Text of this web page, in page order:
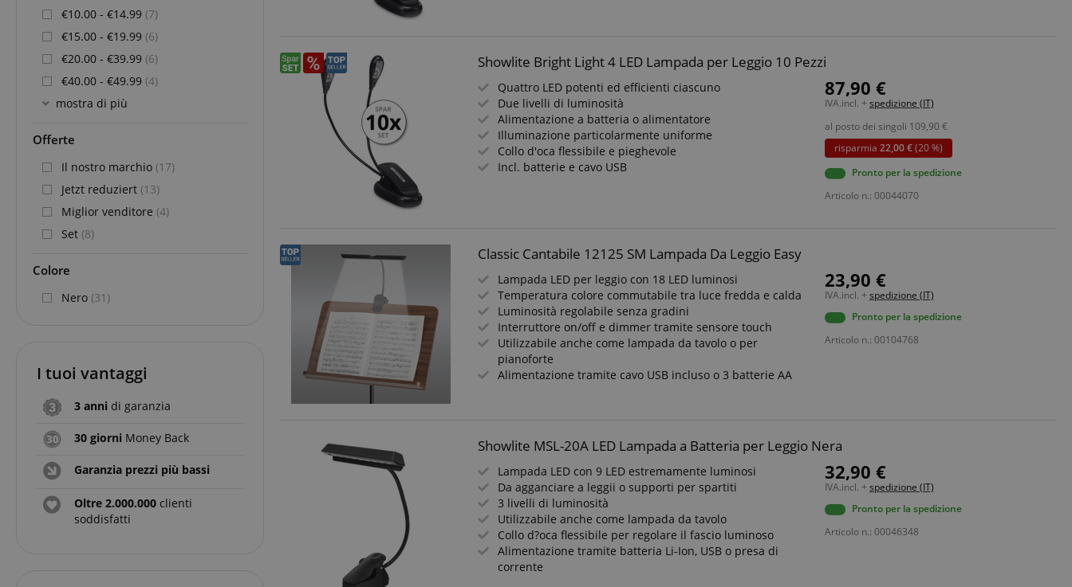
Showlite Bright Light 4 LED Lampada per Leggio 10 Pezzi
Quattro LED potenti ed efficienti ciascuno
Due livelli di luminosità
Alimentazione a batteria o alimentatore
Illuminazione particolarmente uniforme
Collo d'oca flessibile e pieghevole
Incl. batterie e cavo USB
87,90 €
IVA.incl. + spedizione (IT)
al posto dei singoli 109,90 €
risparmia 22,00 €(20 %)
Pronto per la spedizione
Articolo n.: 00044070
Classic Cantabile 12125 SM Lampada Da Leggio Easy
Lampada LED per leggio con 18 LED luminosi
Temperatura colore commutabile tra luce fredda e calda
Luminosità regolabile senza gradini
Interruttore on/off e dimmer tramite sensore touch
Utilizzabile anche come lampada da tavolo o per
pianoforte
Alimentazione tramite cavo USB incluso o 3 batterie AA
23,90 €
IVA.incl. + spedizione (IT)
Pronto per la spedizione
Articolo n.: 00104768
Showlite MSL-20A LED Lampada a Batteria per Leggio Nera
Lampada LED con 9 LED estremamente luminosi
Da agganciare a leggii o supporti per spartiti
3 livelli di luminosità
Utilizzabile anche come lampada da tavolo
Collo d?oca flessibile per regolare il fascio luminoso
Alimentazione tramite batteria Li-Ion, USB o presa di
corrente
32,90 €
IVA.incl. + spedizione (IT)
Pronto per la spedizione
Articolo n.: 00046348
€10.00 - €14.99 (7)
€15.00 - €19.99 (6)
€20.00 - €39.99 (6)
€40.00 - €49.99 (4)
mostra di più
Offerte
Il nostro marchio (17)
Jetzt reduziert (13)
Miglior venditore (4)
Set (8)
Colore
Nero (31)
I tuoi vantaggi
3 anni di garanzia
30 giorni Money Back
Garanzia prezzi più bassi
Oltre 2.000.000 clienti
soddisfatti